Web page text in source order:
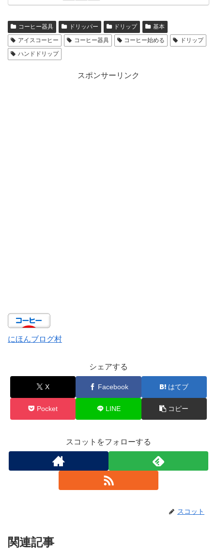
コーヒー器具 ドリッパー ドリップ
基本
アイスコーヒー
コーヒー器具 コーヒー始める
ドリップ
ハンドドリップ
スポンサーリンク
にほんブログ村
シェアする
X Facebook はてブ
Pocket LINE コピー
スコットをフォローする
スコット
関連記事